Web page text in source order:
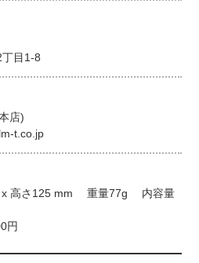
目1-8
店)
t.co.jp
x 高さ125 mm 重量77g 内容量
円